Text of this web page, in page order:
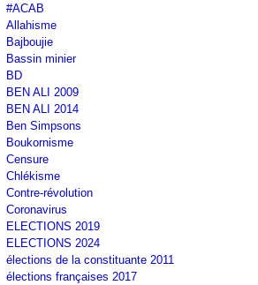
#ACAB
Allahisme
Bajboujie
Bassin minier
BD
BEN ALI 2009
BEN ALI 2014
Ben Simpsons
Boukornisme
Censure
Chlékisme
Contre-révolution
Coronavirus
ELECTIONS 2019
ELECTIONS 2024
élections de la constituante 2011
élections françaises 2017